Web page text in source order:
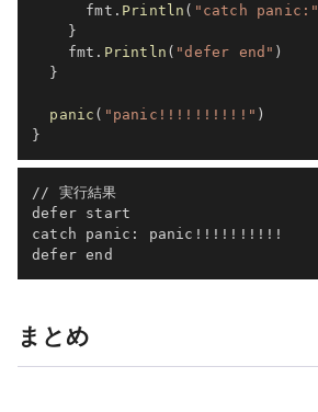
      fmt
. Println ( "catch panic:"
}
    fmt
. Println ( "defer end" )
}
panic ( "panic!!!!!!!!!!" )
}
// 実行結果
defer start
catch panic: panic!!!!!!!!!!
defer end
まとめ